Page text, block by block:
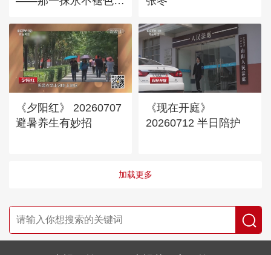
《夕阳红》 20260707
避暑养生有妙招
《现在开庭》
20260712 半日陪护
加载更多